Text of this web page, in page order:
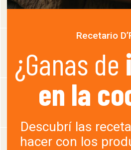
Recetario
¿Ganas de
en la
Descubrí las
hacer con los